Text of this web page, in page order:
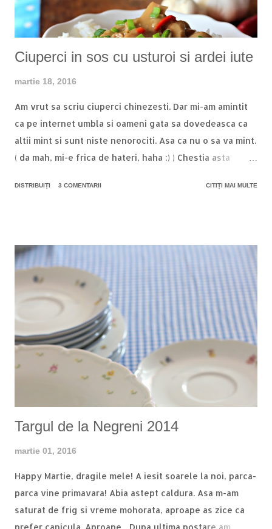
Puteti pune taiteii la uscat si sa ii pastrati pentru cateva
saptamani! Eu mereu fac portie dubl...
Ciuperci in sos cu usturoi si ardei iute
martie 18, 2016
Am vrut sa scriu ciuperci chinezesti. Dar mi-am amintit
ca pe internet umbla si oameni gata sa dovedeasca ca
altii mint si sunt niste nenorociti. Asa ca nu o sa va mint.
( da mah, mi-e frica de hateri, haha :) ) Chestia asta
si disperat dupa ceva consistent, musai cu orez. Pentru
combinat cu mazare si morcov si neaparat ceva bun cu
sos picant. Am cautat prin casa si am dat peste un
borcan cu ciuperci de la Sun Food , care au avantajul ca
sunt deja gatite, asa ca toata afacerea mi-a luat fix 15
min dupa ce a inceput sa fiarba apa. Pentru doua portii
generoase avem nevoie de: - un borcan ciuperci feliate
- 4 catei de usturoi mari - ardei iute, dupa gust, eu am
pus cca. un sfert, era fioros rau - 3 linguri sos de soia,
dap, asa mult. dar nu mai punem s...
DISTRIBUIȚI 3 COMENTARII CITIȚI MAI MULTE
Targul de la Negreni 2014
martie 01, 2016
Happy Martie, dragile mele! A iesit soarele la noi, parca-
parca vine primavara! Abia astept caldura. Asa m-am
saturat de frig si vreme mohorata, aproape as zice ca
prefer canicula. Aproape... Dupa ultima postare am